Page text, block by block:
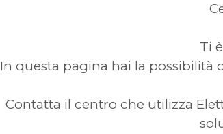
Ti
In questa pagina hai la possibilità
Contatta il centro che utilizza